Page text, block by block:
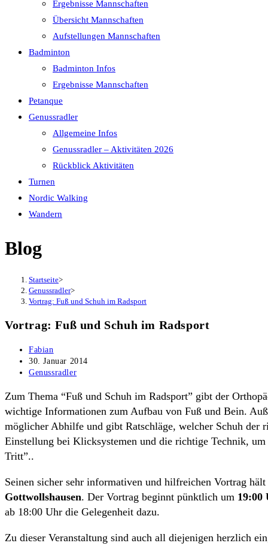
Ergebnisse Mannschaften
Übersicht Mannschaften
Aufstellungen Mannschaften
Badminton
Badminton Infos
Ergebnisse Mannschaften
Petanque
Genussradler
Allgemeine Infos
Genussradler – Aktivitäten 2026
Rückblick Aktivitäten
Turnen
Nordic Walking
Wandern
Blog
Startseite>
Genussradler>
Vortrag: Fuß und Schuh im Radsport
Vortrag: Fuß und Schuh im Radsport
Beitrags-
Autor:
Fabian
Beitrag
veröffentlicht:
30. Januar 2014
Beitrags-
Genussradler
Zum Thema “Fuß und Schuh im Radsport” gibt der
wichtige Informationen zum Aufbau von Fuß und Bein.
möglicher Abhilfe und gibt Ratschläge, welcher Schuh der
Einstellung bei Klicksystemen und die richtige Technik,
Tritt”..
Seinen sicher sehr informativen und hilfreichen Vortrag
Gottwollshausen. Der Vortrag beginnt pünktlich um 19:00
ab 18:00 Uhr die Gelegenheit dazu.
Zu dieser Veranstaltung sind auch all diejenigen herzlich